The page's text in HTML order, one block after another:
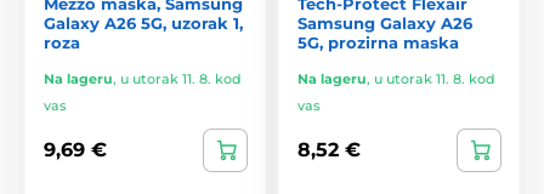
Galaxy A26 5G, uzorak 1,
roza
Na lageru, u utorak 11. 8. kod
vas
9,69 €
Samsung Galaxy A26
5G, prozirna maska
Na lageru, u utorak 11. 8. kod
vas
8,52 €